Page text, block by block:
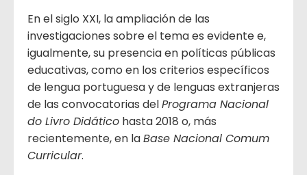
En el siglo XXI, la ampliación de las
investigaciones sobre el tema es evidente e,
igualmente, su presencia en políticas públicas
educativas, como en los criterios específicos
de lengua portuguesa y de lenguas extranjeras
de las convocatorias delPrograma Nacional
do Livro Didático hasta 2018 o, más
recientemente, en laBase Nacional Comum
Curricular.